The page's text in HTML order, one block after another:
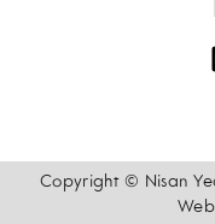
Copyright © Nisan
Web